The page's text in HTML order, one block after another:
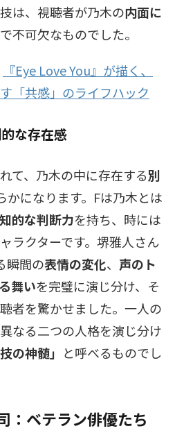
は、視聴者が乃木の内面に
不可欠なものでした。
『Eye Love You』が描く、
「共感」のライフハック
的な存在感
て、乃木の中に存在する別
かになります。Fは乃木とは
知的な判断力を持ち、時には
ラクターです。堺雅人さん
瞬間の表情の変化、 声のト
舞いを完璧に演じ分け、そ
者を驚かせました。一人の
なる二つの人格を演じ分け
の神髄」 と呼べるものでし
：ベテラン俳優たち